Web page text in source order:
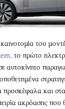
του
, το πρώτο
αυτοκίνητο
προσκέφαλα και
ακρόασης που